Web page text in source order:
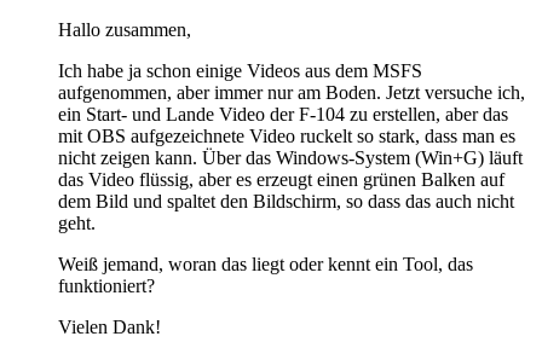
Hallo zusammen,
Ich habe ja schon einige Videos aus dem MSFS
aufgenommen, aber immer nur am Boden. Jetzt versuche ich,
ein Start- und Lande Video der F-104 zu erstellen, aber das
mit OBS aufgezeichnete Video ruckelt so stark, dass man es
nicht zeigen kann. Über das Windows-System (Win+G) läuft
das Video flüssig, aber es erzeugt einen grünen Balken auf
dem Bild und spaltet den Bildschirm, so dass das auch nicht
geht.
Weiß jemand, woran das liegt oder kennt ein Tool, das
funktioniert?
Vielen Dank!